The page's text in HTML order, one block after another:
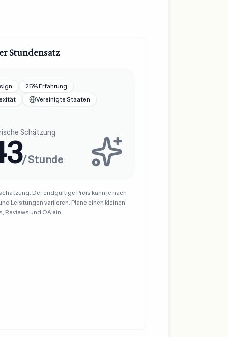
Stundensatz
25% Erfahrung
Vereinigte Staaten
Schätzung
/ Stunde
Der endgültige Preis kann je nach
Leistungen variieren. Plane einen kleinen
Reviews und QA ein.